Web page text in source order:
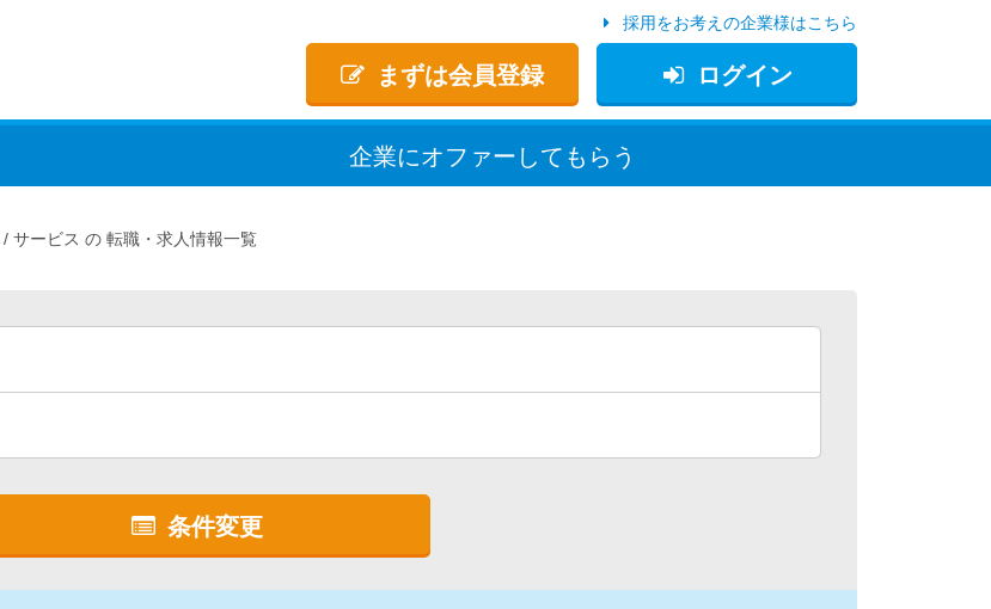
まずは会員登録 ログイン
採用をお考えの企業様はこちら
企業にオファー してもらう
サービス 転職・求人情報一覧
条件変更